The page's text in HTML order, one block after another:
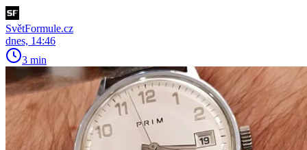
SvětFormule.cz
dnes, 14:46
3 min